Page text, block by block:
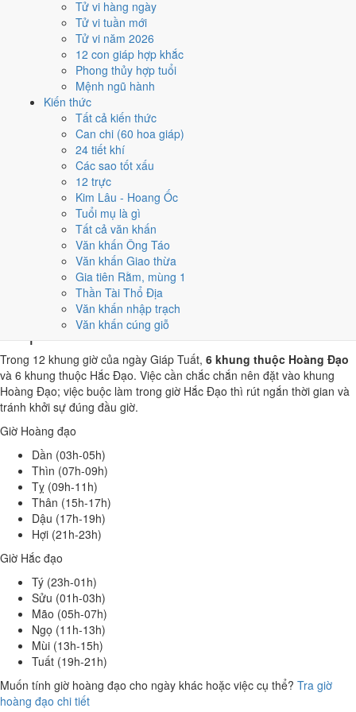
Tử vi hàng ngày
Tử vi tuần mới
Tử vi năm 2026
12 con giáp hợp khắc
Phong thủy hợp tuổi
Mệnh ngũ hành
Kiến thức
Tất cả kiến thức
Can chi (60 hoa giáp)
24 tiết khí
Các sao tốt xấu
12 trực
Kim Lâu - Hoang Ốc
Tuổi mụ là gì
Tất cả văn khấn
Văn khấn Ông Táo
Văn khấn Giao thừa
Gia tiên Rằm, mùng 1
Thần Tài Thổ Địa
Văn khấn nhập trạch
Văn khấn cúng giỗ
Giáp Tuất, nhờ người tuổi này thay mặt động thổ hoặc nhận lễ
giúp giảm phần xung của gia chủ. Cách chọn người mượn tuổi
xem tại
hướng dẫn xem tuổi làm nhà
Các cách trên dựa trên quy tắc lịch pháp truyền thống, mang tính
tham khảo văn hóa - tín ngưỡng, không thay thế quyết định chuyên
môn của bạn.
Giờ hoàng đạo ngày 26/1/2021 là
những giờ nào?
Ngày Giáp Tuất có6 giờ Hoàng Đạo
09h), Tỵ (09h-11h), Thân (15h-17h), Dậu (17h-19h), Hợi (21h-23h)
Khung dễ sắp xếp nhất trong giờ hành chính là
khung Hắc Đạo nên né khi ký kết hoặc xuất hành.
6 8 9 10 11 12 13 14 15
Hoàng đạo (tốt) Hắc đạo (xấu) Giờ hiện tại
6 giờ Hoàng Đạo và 6 giờ Hắc Đạo ngày
Giáp Tuất
Trong 12 khung giờ của ngày Giáp Tuất, 6 khung thuộc Hoàng Đạo
và 6 khung thuộc Hắc Đạo. Việc cần chắc chắn nên đặt vào khung
Hoàng Đạo; việc buộc làm trong giờ Hắc Đạo thì rút ngắn thời gian và
tránh khởi sự đúng đầu giờ.
Giờ Hoàng đạo
Dần (03h-05h)
Thìn (07h-09h)
Tỵ (09h-11h)
Thân (15h-17h)
Dậu (17h-19h)
Hợi (21h-23h)
Giờ Hắc đạo
Tý (23h-01h)
Sửu (01h-03h)
Mão (05h-07h)
Ngọ (11h-13h)
Mùi (13h-15h)
Tuất (19h-21h)
Muốn tính giờ hoàng đạo cho ngày khác hoặc việc cụ thể? Tra giờ
hoàng đạo chi tiết